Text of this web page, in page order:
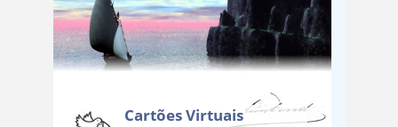
Cartões Virtuais